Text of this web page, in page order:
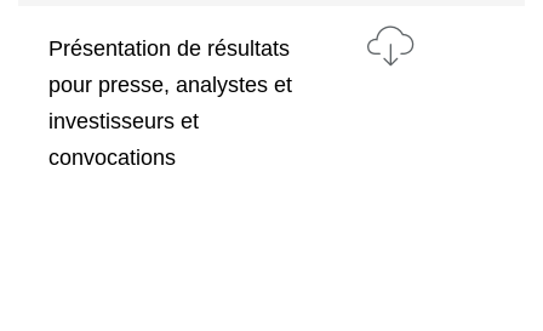
Présentation de résultats
pour presse, analystes et
investisseurs et
convocations